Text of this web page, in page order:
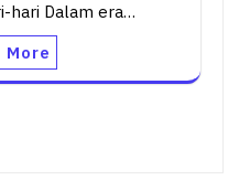
hari Dalam era…
More